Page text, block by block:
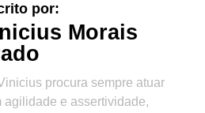
por:
Morais
procura sempre atuar
agilidade e assertividade,